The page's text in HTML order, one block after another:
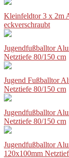
Kleinfeldtor 3 x 2m
eckverschraubt
Jugendfußballtor
Netztiefe 80/150 cm
Jugend Fußballtor
Netztiefe 80/150 cm
Jugendfußballtor
Netztiefe 80/150 cm
Jugendfußballtor
120x100mm